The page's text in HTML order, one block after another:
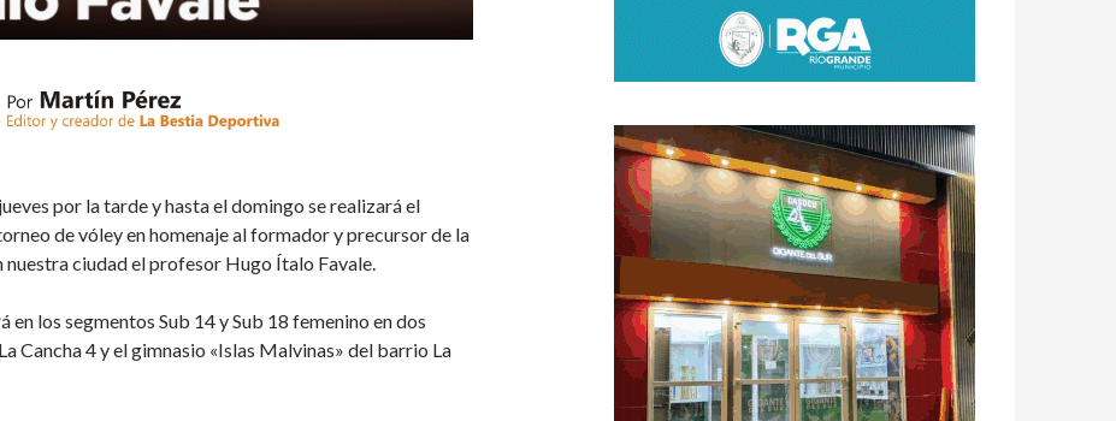
por la tarde y hasta el domingo se realizará el
de vóley en homenaje al formador y precursor de la
nuestra ciudad el profesor Hugo Ítalo Favale.
en los segmentos Sub 14 y Sub 18 femenino en dos
Cancha 4 y el gimnasio «Islas Malvinas» del barrio La